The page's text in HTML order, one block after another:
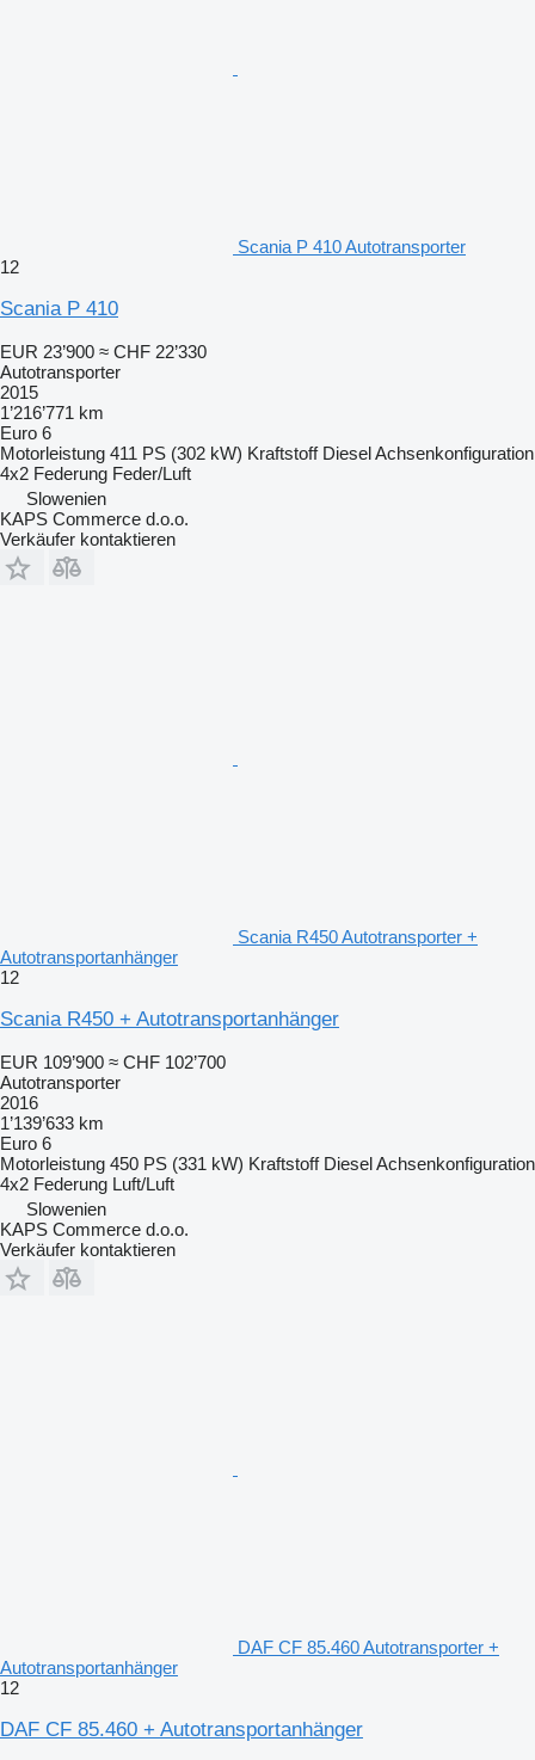
Scania P 410 Autotransporter
12
Scania P 410
EUR 23’900 ≈ CHF 22’330
Autotransporter
2015
1’216’771 km
Euro 6
Motorleistung 411 PS (302 kW) Kraftstoff DieselAchsenkonfiguration
4x2 Federung Feder/Luft
Slowenien
KAPS Commerce d.o.o.
Verkäufer kontaktieren
Scania R450 Autotransporter +
Autotransportanhänger
12
Scania R450 + Autotransportanhänger
EUR 109’900 ≈ CHF 102’700
Autotransporter
2016
1’139’633 km
Euro 6
Motorleistung 450 PS (331 kW) Kraftstoff DieselAchsenkonfiguration
4x2 Federung Luft/Luft
Slowenien
KAPS Commerce d.o.o.
Verkäufer kontaktieren
DAF CF 85.460 Autotransporter +
Autotransportanhänger
12
DAF CF 85.460 + Autotransportanhänger